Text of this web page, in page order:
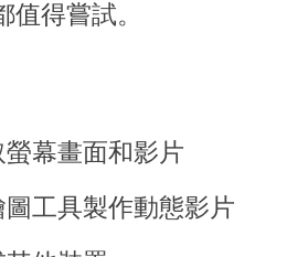
值得嘗試。
幕畫面和影片
工具製作動態影片